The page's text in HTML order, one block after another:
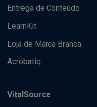
Entrega de Conteúdo
LearnKit
Loja de Marca Branca
Acrobatiq
VitalSource